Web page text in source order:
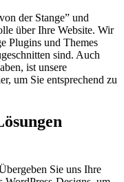
der Stange” und
über Ihre Website. Wir
Plugins und Themes
sind. Auch
ist unsere
um Sie entsprechend zu
Sie uns Ihre